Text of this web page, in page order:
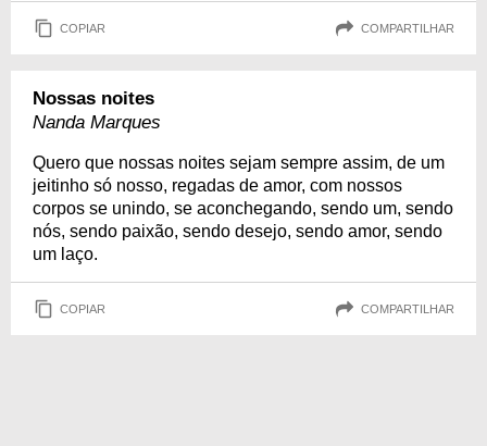
COPIAR COMPARTILHAR
Nossas noites
Nanda Marques
Quero que nossas noites sejam sempre assim, de um
jeitinho só nosso, regadas de amor, com nossos
corpos se unindo, se aconchegando, sendo um, sendo
nós, sendo paixão, sendo desejo, sendo amor, sendo
um laço.
COPIAR COMPARTILHAR